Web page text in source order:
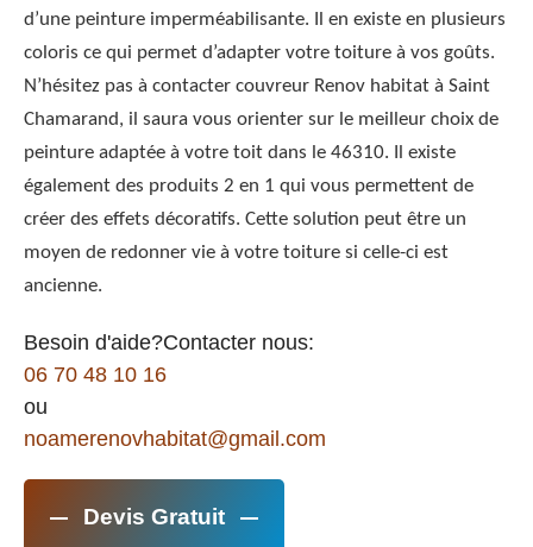
d’une peinture imperméabilisante. Il en existe en plusieurs
coloris ce qui permet d’adapter votre toiture à vos goûts.
N’hésitez pas à contacter couvreur Renov habitat à Saint
Chamarand, il saura vous orienter sur le meilleur choix de
peinture adaptée à votre toit dans le 46310. Il existe
également des produits 2 en 1 qui vous permettent de
créer des effets décoratifs. Cette solution peut être un
moyen de redonner vie à votre toiture si celle-ci est
ancienne.
Besoin d'aide?Contacter nous:
06 70 48 10 16
ou
noamerenovhabitat@gmail.com
Devis Gratuit